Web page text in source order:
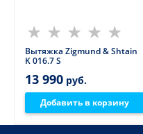
Вытяжка Zigmund & Shtain
K 016.7 S
13 990 руб.
Добавить в корзину